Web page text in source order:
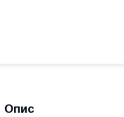
Опис